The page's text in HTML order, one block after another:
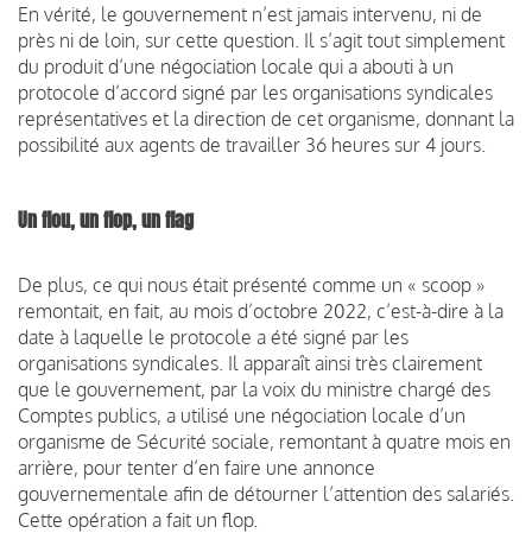
En vérité, le gouvernement n’est jamais intervenu, ni de
près ni de loin, sur cette question. Il s’agit tout simplement
du produit d’une négociation locale qui a abouti à un
protocole d’accord signé par les organisations syndicales
représentatives et la direction de cet organisme, donnant la
possibilité aux agents de travailler 36 heures sur 4 jours.
Un flou, un flop, un flag
De plus, ce qui nous était présenté comme un « scoop »
remontait, en fait, au mois d’octobre 2022, c’est-à-dire à la
date à laquelle le protocole a été signé par les
organisations syndicales. Il apparaît ainsi très clairement
que le gouvernement, par la voix du ministre chargé des
Comptes publics, a utilisé une négociation locale d’un
organisme de Sécurité sociale, remontant à quatre mois en
arrière, pour tenter d’en faire une annonce
gouvernementale afin de détourner l’attention des salariés.
Cette opération a fait un flop.